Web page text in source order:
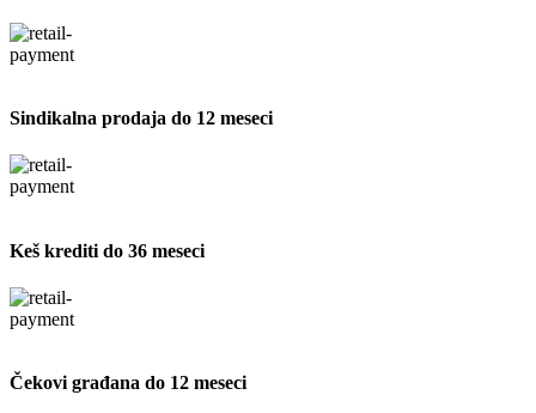
Sindikalna prodaja do 12 meseci
Keš krediti do 36 meseci
Čekovi građana do 12 meseci